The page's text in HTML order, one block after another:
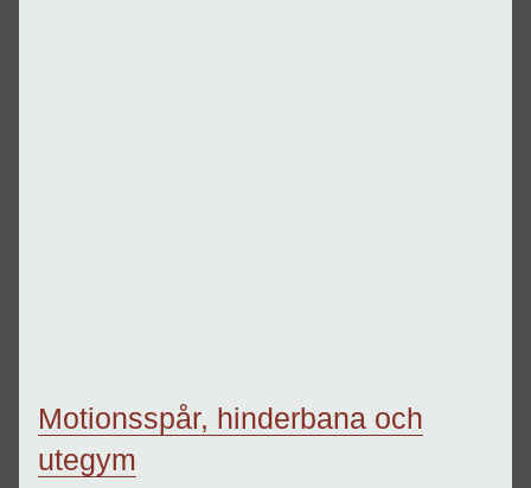
Motionsspår, hinderbana och
utegym